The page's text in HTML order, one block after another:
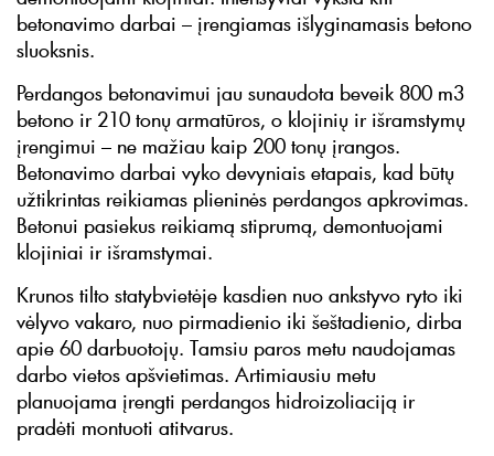
betonavimo darbai – įrengiamas išlyginamasis betono
sluoksnis.
Perdangos betonavimui jau sunaudota beveik 800 m3
betono ir 210 tonų armatūros, o klojinių ir išramstymų
įrengimui – ne mažiau kaip 200 tonų įrangos.
Betonavimo darbai vyko devyniais etapais, kad būtų
užtikrintas reikiamas plieninės perdangos apkrovimas.
Betonui pasiekus reikiamą stiprumą, demontuojami
klojiniai ir išramstymai.
Krunos tilto statybvietėje kasdien nuo ankstyvo ryto iki
vėlyvo vakaro, nuo pirmadienio iki šeštadienio, dirba
apie 60 darbuotojų. Tamsiu paros metu naudojamas
darbo vietos apšvietimas. Artimiausiu metu
planuojama įrengti perdangos hidroizoliaciją ir
pradėti montuoti atitvarus.